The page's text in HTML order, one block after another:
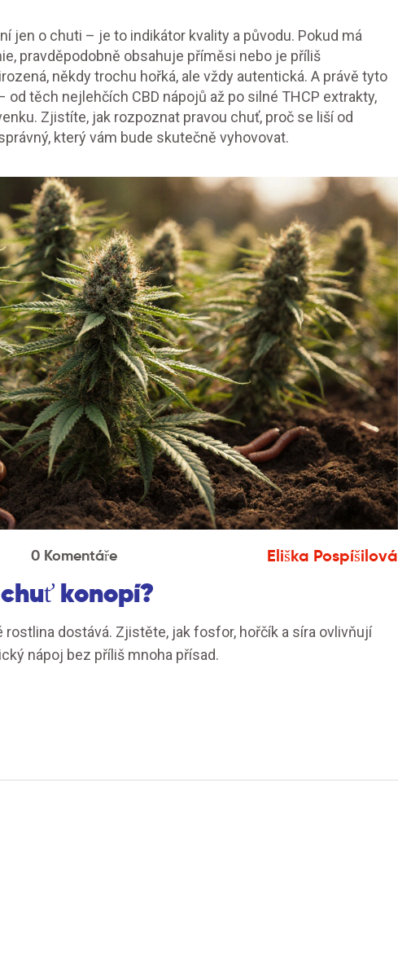
jen o chuti – je to indikátor kvality a původu. Pokud má
pravděpodobně obsahuje příměsi nebo je příliš
někdy trochu hořká, ale vždy autentická. A právě tyto
těch nejlehčích CBD nápojů až po silné THCP extrakty,
Zjistíte, jak rozpoznat pravou chuť, proč se liší od
který vám bude skutečně vyhovovat.
0 Komentáře Eliška Pospíšilová
konopí?
rostlina dostává. Zjistěte, jak fosfor, hořčík a síra ovlivňují
nápoj bez příliš mnoha přísad.